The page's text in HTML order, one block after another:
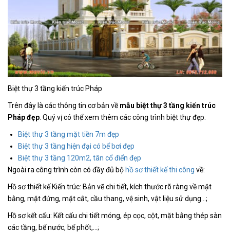
Biệt thự 3 tầng kiến trúc Pháp
Trên đây là các thông tin cơ bản về mẫu biệt thự 3 tầng kiến trúc
Pháp đẹp . Quý vị có thể xem thêm các công trình biệt thự đẹp:
Biệt thự 3 tầng mặt tiền 7m đẹp
Biệt thự 3 tầng hiện đại có bể bơi đẹp
Biệt thự 3 tầng 120m2, tân cổ điển đẹp
Ngoài ra công trình còn có đầy đủ bộ hồ sơ thiết kế thi công về:
Hồ sơ thiết kế Kiến trúc: Bản vẽ chi tiết, kích thước rõ ràng về mặt
bằng, mặt đứng, mặt cắt, cầu thang, vệ sinh, vật liệu sử dụng…;
Hồ sơ kết cấu: Kết cấu chi tiết móng, ép cọc, cột, mặt bằng thép sàn
các tầng, bể nước, bể phốt,…;